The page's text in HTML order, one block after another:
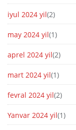
iyul 2024 yil(2)
may 2024 yil(1)
aprel 2024 yil(2)
mart 2024 yil(1)
fevral 2024 yil(2)
Yanvar 2024 yil(1)